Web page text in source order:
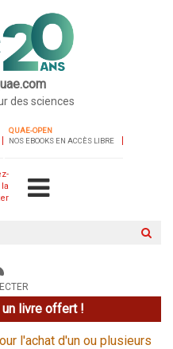
des sciences
QUAE-OPEN
NOS EBOOKS EN ACCÈS LIBRE
un livre offert !
l'achat d'un ou plusieurs